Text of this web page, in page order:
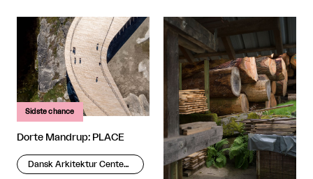
Sidste chance
Dorte Mandrup: PLACE
Dansk Arkitektur Center – DAC